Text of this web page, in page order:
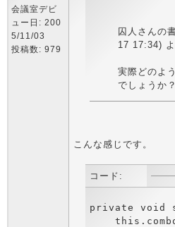
会議室デビ
ュー日: 200
5/11/03
投稿数: 979
囚人さんの
17 17:34)
実際どのよ
でしょうか？
こんな感じです。
コード:
private void